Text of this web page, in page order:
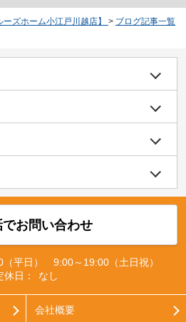
ズホーム小江戸川越店】 > ブログ記事一覧
でお問い合わせ
（平日） 9:00～19:00（土日祝）
休日：
なし
会社概要